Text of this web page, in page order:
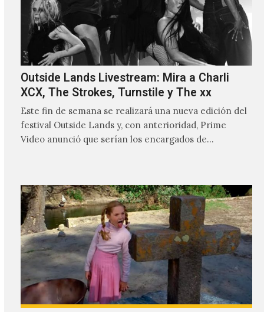
Outside Lands Livestream: Mira a Charli
XCX, The Strokes, Turnstile y The xx
Este fin de semana se realizará una nueva edición del
festival Outside Lands y, con anterioridad, Prime
Video anunció que serían los encargados de